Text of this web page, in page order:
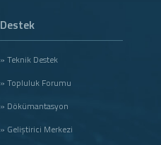
Destek
» Teknik Destek
» Topluluk Forumu
» Dökümantasyon
» Geliştirici Merkezi